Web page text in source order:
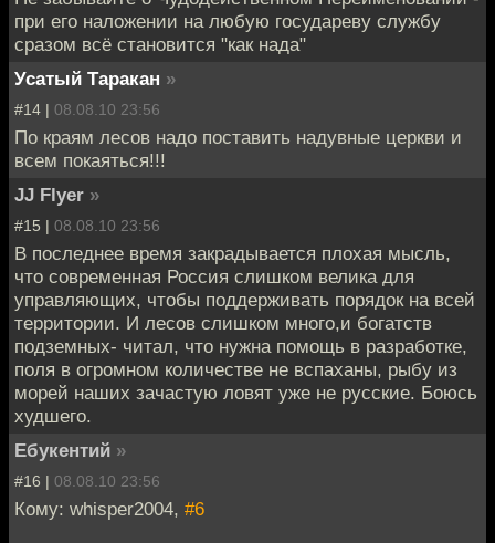
при его наложении на любую государеву службу
сразом всё становится "как нада"
Усатый Таракан »
#14 | 08.08.10 23:56
По краям лесов надо поставить надувные церкви и
всем покаяться!!!
JJ Flyer »
#15 | 08.08.10 23:56
В последнее время закрадывается плохая мысль,
что современная Россия слишком велика для
управляющих, чтобы поддерживать порядок на всей
территории. И лесов слишком много,и богатств
подземных- читал, что нужна помощь в разработке,
поля в огромном количестве не вспаханы, рыбу из
морей наших зачастую ловят уже не русские. Боюсь
худшего.
Ебукентий »
#16 | 08.08.10 23:56
Кому: whisper2004, #6